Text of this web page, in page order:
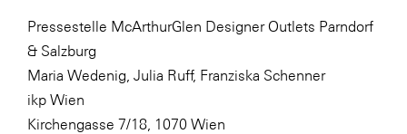
Pressestelle McArthurGlen Designer Outlets Parndorf
& Salzburg
Maria Wedenig, Julia Ruff, Franziska Schenner
ikp Wien
Kirchengasse 7/18, 1070 Wien